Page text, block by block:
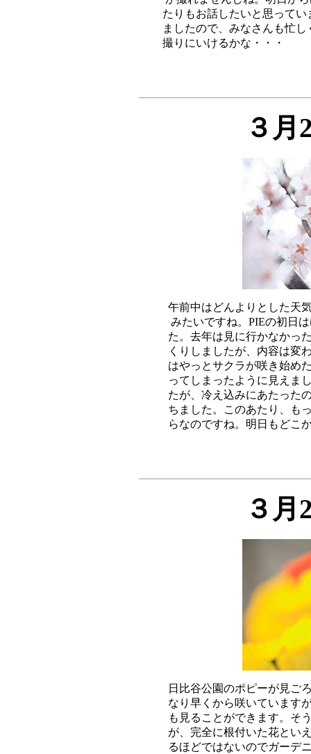
たりもお話したいと思って
ましたので、みなさんも忙
３月
午前中はどんよりとした天
みたいですね。PIEの初日
た。去年は見に行かなかっ
くりしましたが、内容は変
はやっとサクラが咲き始め
ってしまったように見えま
たが、冷え込みにあたった
ちました。このあたり、も
３月
日比谷公園のポピーが見ご
なり早くから咲いています
も見ることができます。そ
が、完全に根付いた花とい
るほどではないのでガーデ